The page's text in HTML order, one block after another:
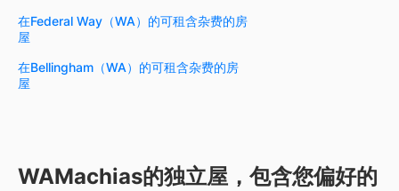
在Federal Way（WA）的可租含杂费的房
屋
在Bellingham（WA）的可租含杂费的房
屋
WAMachias的独立屋，包含您偏好的